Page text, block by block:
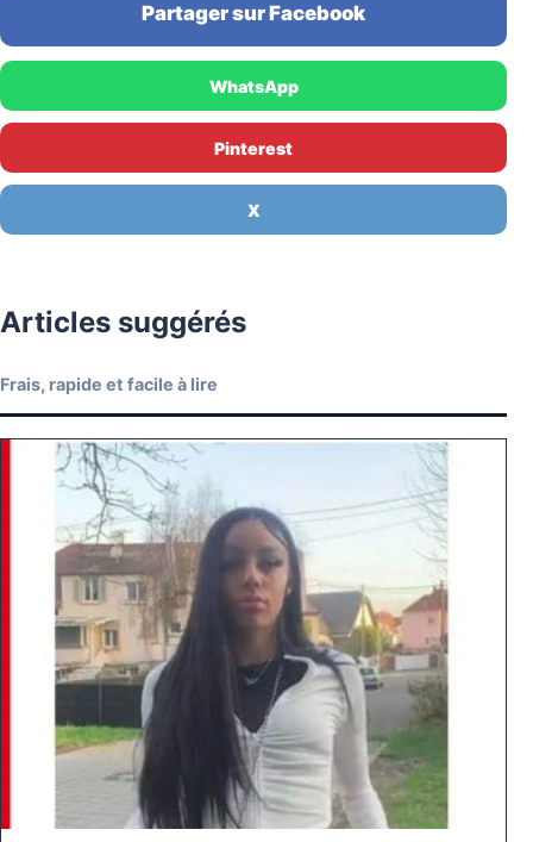
Partager sur Facebook
WhatsApp
Pinterest
X
Articles suggérés
Frais, rapide et facile à lire